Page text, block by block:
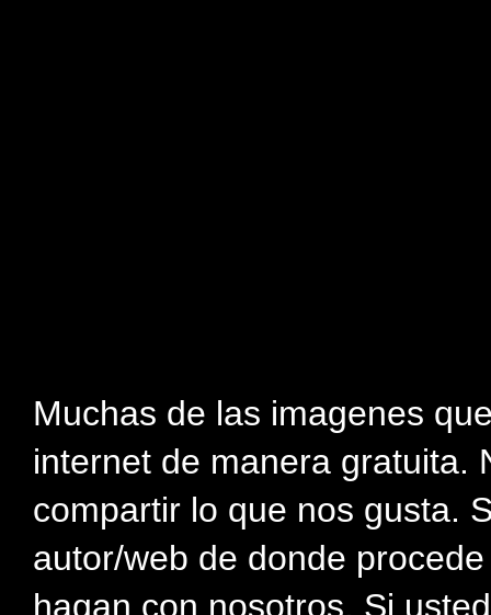
Muchas de las imagenes
internet de manera gratuita.
compartir lo que nos gusta.
autor/web de donde
hagan con nosotros. Si